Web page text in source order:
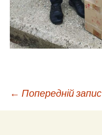
Навігація
← Попередній запис